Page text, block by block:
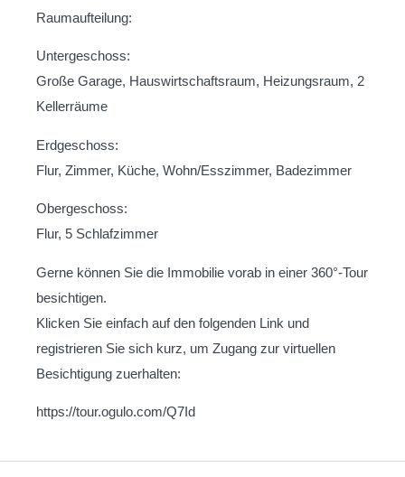
Raumaufteilung:
Untergeschoss:
Große Garage, Hauswirtschaftsraum, Heizungsraum, 2
Kellerräume
Erdgeschoss:
Flur, Zimmer, Küche, Wohn/Esszimmer, Badezimmer
Obergeschoss:
Flur, 5 Schlafzimmer
Gerne können Sie die Immobilie vorab in einer 360°-Tour
besichtigen.
Klicken Sie einfach auf den folgenden Link und
registrieren Sie sich kurz, um Zugang zur virtuellen
Besichtigung zuerhalten:
https://tour.ogulo.com/Q7Id